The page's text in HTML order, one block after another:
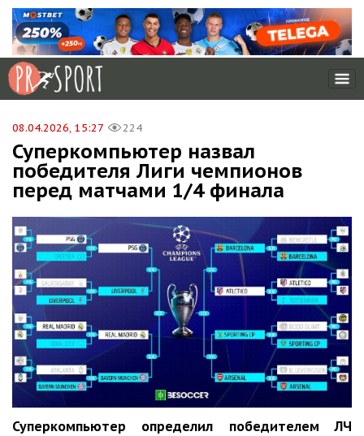
08.04.2026, 15:27 224
Суперкомпьютер назвал
победителя Лиги чемпионов
перед матчами 1/4 финала
Суперкомпьютер определил победителем ЛЧ